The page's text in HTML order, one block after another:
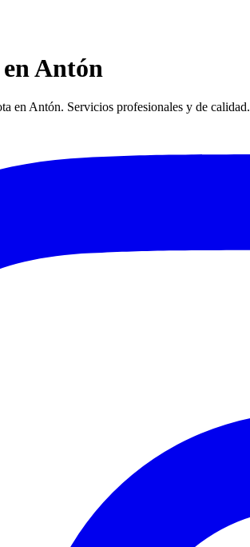
Antón
en Antón. Servicios profesionales y de calidad.